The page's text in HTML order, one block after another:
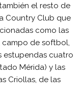
el resto de
Country Club que
como las
campo de softbol,
estupendas cuatro
Mérida) y las
Criollas, de las